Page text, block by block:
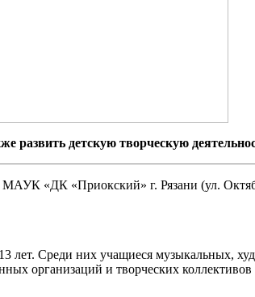
развить детскую творческую
МАУК «ДК «Приокский» г. Рязани (ул.
лет. Среди них учащиеся музыкальных,
организаций и творческих коллективов